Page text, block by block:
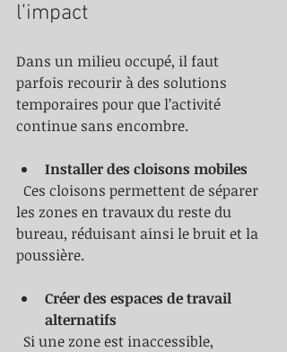
l’impact
Dans un milieu occupé, il faut
parfois recourir à des solutions
temporaires pour que l’activité
continue sans encombre.
Installer des cloisons mobiles
les zones en travaux du reste du
bureau, réduisant ainsi le bruit et la
poussière.
Créer des espaces de travail
alternatifs